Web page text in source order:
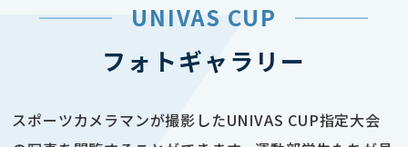
UNIVAS CUP
フォトギャラリー
スポーツカメラマンが撮影したUNIVAS CUP指定大会